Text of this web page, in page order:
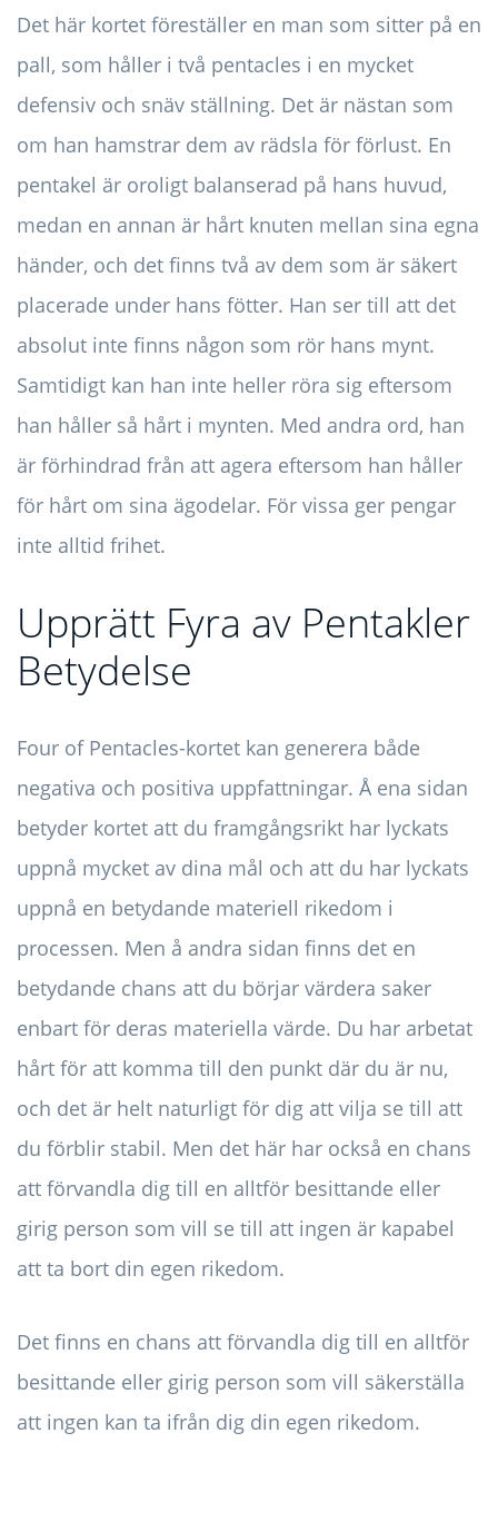
Det här kortet föreställer en man som sitter på en
pall, som håller i två pentacles i en mycket
defensiv och snäv ställning. Det är nästan som
om han hamstrar dem av rädsla för förlust. En
pentakel är oroligt balanserad på hans huvud,
medan en annan är hårt knuten mellan sina egna
händer, och det finns två av dem som är säkert
placerade under hans fötter. Han ser till att det
absolut inte finns någon som rör hans mynt.
Samtidigt kan han inte heller röra sig eftersom
han håller så hårt i mynten. Med andra ord, han
är förhindrad från att agera eftersom han håller
för hårt om sina ägodelar. För vissa ger pengar
inte alltid frihet.
Upprätt Fyra av Pentakler
Betydelse
Four of Pentacles-kortet kan generera både
negativa och positiva uppfattningar. Å ena sidan
betyder kortet att du framgångsrikt har lyckats
uppnå mycket av dina mål och att du har lyckats
uppnå en betydande materiell rikedom i
processen. Men å andra sidan finns det en
betydande chans att du börjar värdera saker
enbart för deras materiella värde. Du har arbetat
hårt för att komma till den punkt där du är nu,
och det är helt naturligt för dig att vilja se till att
du förblir stabil. Men det här har också en chans
att förvandla dig till en alltför besittande eller
girig person som vill se till att ingen är kapabel
att ta bort din egen rikedom.
Det finns en chans att förvandla dig till en alltför
besittande eller girig person som vill säkerställa
att ingen kan ta ifrån dig din egen rikedom.